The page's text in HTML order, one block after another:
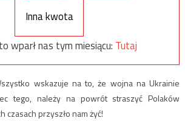
Inna kwota
wparł nas tym miesiącu: Tutaj
wskazuje na to, że wojna na Ukrainie
tego, należy na powrót straszyć Polaków
czasach przyszło nam żyć!